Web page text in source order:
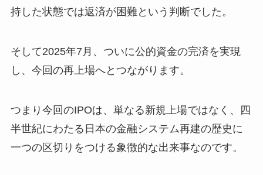
持した状態では返済が困難という判断でした。
そして2025年7月、ついに公的資金の完済を実現
し、今回の再上場へとつながります。
つまり今回のIPOは、単なる新規上場ではなく、四
半世紀にわたる日本の金融システム再建の歴史に
一つの区切りをつける象徴的な出来事なのです。